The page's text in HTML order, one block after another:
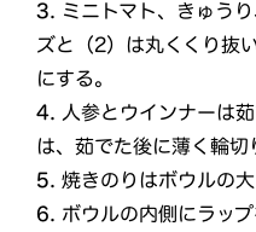
3. ミニトマト、きゅう
ズと（2）は丸くくり抜
にする。
4. 人参とウインナーは
は、茹でた後に薄く輪切
5. 焼きのりはボウルの
6. ボウルの内側にラッ